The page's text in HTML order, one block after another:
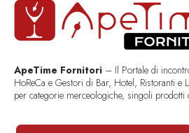
ApeTime Fornitori – Il Portale di
HoReCa e Gestori di Bar, Hotel, Ristoranti e
per categorie merceologiche, singoli prodotti